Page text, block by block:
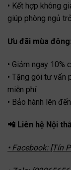
• Kết hợp không
giúp phòng ngủ
Ưu đãi mùa đông:
• Giảm ngay 10%
• Tặng gói tư vấn
miễn phí.
• Bảo hành lên
📲 Liên hệ Nội
• Facebook: [Tín